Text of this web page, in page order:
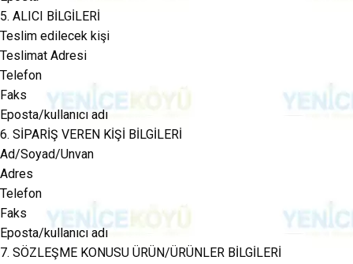
5. ALICI BİLGİLERİ
Teslim edilecek kişi
Teslimat Adresi
Telefon
Faks
Eposta/kullanıcı adı
6. SİPARİŞ VEREN KİŞİ BİLGİLERİ
Ad/Soyad/Unvan
Adres
Telefon
Faks
Eposta/kullanıcı adı
7. SÖZLEŞME KONUSU ÜRÜN/ÜRÜNLER BİLGİLERİ